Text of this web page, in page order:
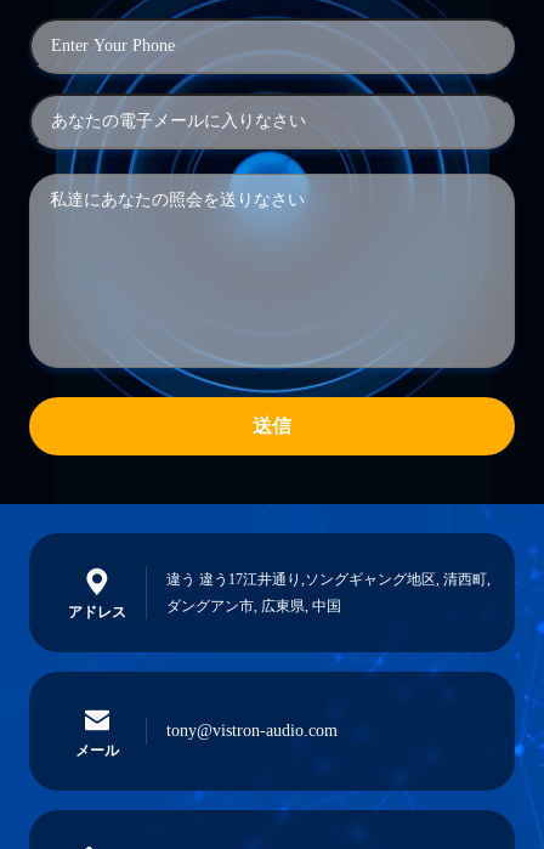
送信
アドレス
違う 違う17江井通り,ソングギャング地区, 清西町,
ダングアン市, 広東県, 中国
メール
tony@vistron-audio.com